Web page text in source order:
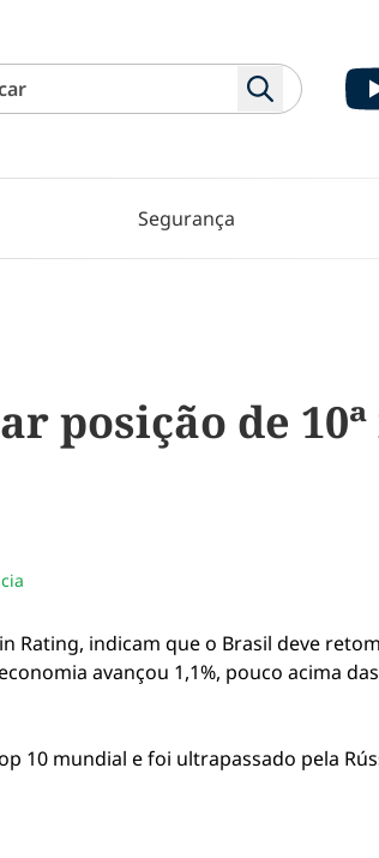
Segurança
posição de
indicam que o Brasil deve
avançou 1,1%, pouco acima
10 mundial e foi ultrapassado pela